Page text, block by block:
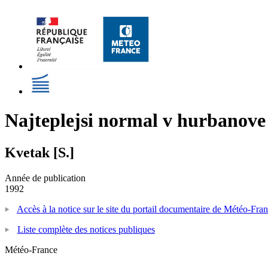
Najteplejsi normal v hurbanove
Kvetak [S.]
Année de publication
1992
Accès à la notice sur le site du portail documentaire de Météo-
Liste complète des notices publiques
Météo-France